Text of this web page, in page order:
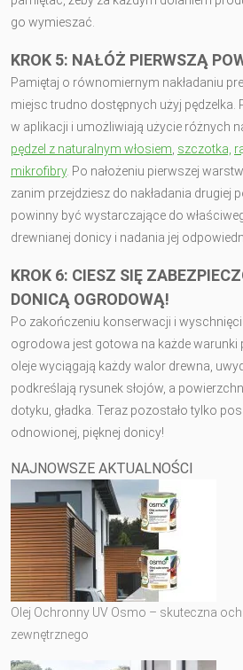
go wymieszać.
KROK 5: NAŁÓŻ PIERWSZĄ
Pamiętaj o równomiernym nakładaniu
miejsc trudno dostępnych użyj pędzelka.
w aplikacji i umożliwiają użycie różnych
pędzel z naturalnym włosiem szczotka,
mikrofibry. Po nałożeniu pierwszej
zanim przejdziesz do nakładania drugiej
powinny być wystarczające do
drewnianej donicy i nadania jej
KROK 6: CIESZ SIĘ
DONICĄ OGRODOWĄ!
Po zakończeniu konserwacji i
ogrodowa jest gotowa na każde
oleje wyciągają każdy walor drewna,
podkreślają rysunek słojów, a
dotyku, gładka. Teraz pozostało tylko
odnowionej, pięknej donicy!
NAJNOWSZE AKTUALNOŚCI
Olej Ochronny UV Osmo – skuteczna
zewnętrznego